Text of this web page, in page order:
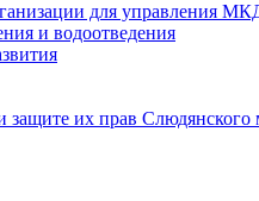
для управления
и водоотведения
их прав Слюдянского